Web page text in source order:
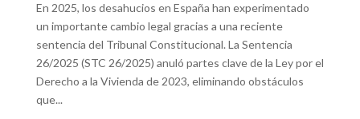
En 2025, los desahucios en España han experimentado
un importante cambio legal gracias a una reciente
sentencia del Tribunal Constitucional. La Sentencia
26/2025 (STC 26/2025) anuló partes clave de la Ley por el
Derecho a la Vivienda de 2023, eliminando obstáculos
que...